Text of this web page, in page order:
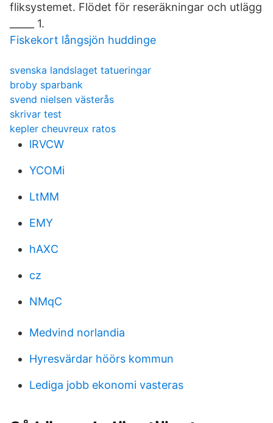
fliksystemet. Flödet för reseräkningar och utlägg
_____ 1.
Fiskekort långsjön huddinge
svenska landslaget tatueringar
broby sparbank
svend nielsen västerås
skrivar test
kepler cheuvreux ratos
lRVCW
YCOMi
LtMM
EMY
hAXC
cz
NMqC
Medvind norlandia
Hyresvärdar höörs kommun
Lediga jobb ekonomi vasteras